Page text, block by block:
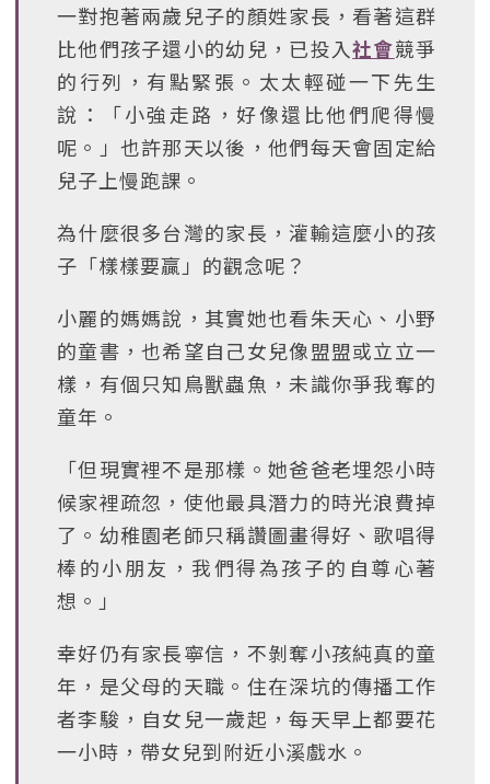
一對抱著兩歲兒子的顏姓家長，看著這群
比他們孩子還小的幼兒，已投入社會競爭
的行列，有點緊張。太太輕碰一下先生
說：「小強走路，好像還比他們爬得慢
呢。」也許那天以後，他們每天會固定給
兒子上慢跑課。
為什麼很多台灣的家長，灌輸這麼小的孩
子「樣樣要贏」的觀念呢？
小麗的媽媽說，其實她也看朱天心、小野
的童書，也希望自己女兒像盟盟或立立一
樣，有個只知鳥獸蟲魚，未識你爭我奪的
童年。
「但現實裡不是那樣。她爸爸老埋怨小時
候家裡疏忽，使他最具潛力的時光浪費掉
了。幼稚園老師只稱讚圖畫得好、歌唱得
棒的小朋友，我們得為孩子的自尊心著
想。」
幸好仍有家長寧信，不剝奪小孩純真的童
年，是父母的天職。住在深坑的傳播工作
者李駿，自女兒一歲起，每天早上都要花
一小時，帶女兒到附近小溪戲水。